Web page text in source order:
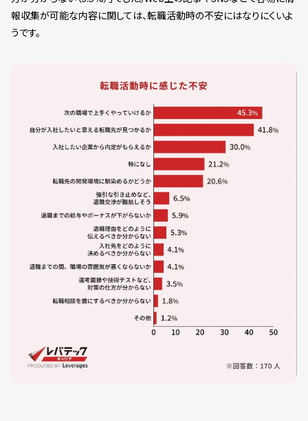
報収集が可能な内容に関しては、転職活動時の不安にはなりにくいよ
うです。